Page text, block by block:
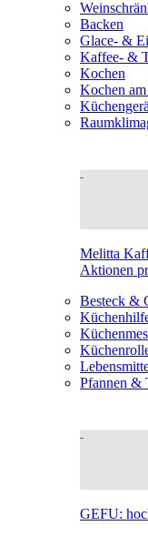
Backen
Glace- &
Kaffee- &
Kochen
Kochen
Melitta
Aktionen
Besteck &
Pfannen &
GEFU: